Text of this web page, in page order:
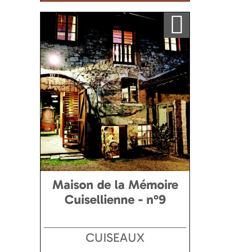
Ajouter a ma sélection
Maison de la Mémoire
Cuisellienne - n°9
CUISEAUX